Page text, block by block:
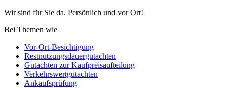
Wir sind für Sie da. Persönlich und vor Ort!
Bei Themen wie
Vor-Ort-Besichtigung
Restnutzungsdauergutachten
Gutachten zur Kaufpreisaufteilung
Verkehrswertgutachten
Ankaufsprüfung